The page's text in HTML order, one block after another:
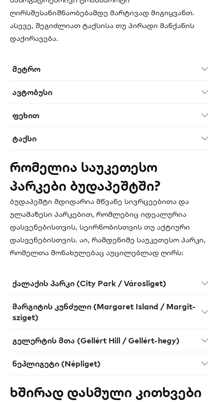
ღირსშესანიშნაობებამდე მარტივად მიგიყვანთ.
ასევე, შეგიძლიათ ტაქსისა თუ პირადი მანქანის
დაქირავება.
მეტრო
ავტობუსი
ფეხით
ტაქსი
რომელია საუკეთესო
პარკები ბუდაპეშტში?
ბუდაპეშტი მდიდარია მწვანე სივრცეებითა და
ულამაზესი პარკებით, რომლებიც იდეალურია
დასვენებისთვის, სეირნობისთვის თუ აქტიური
დასვენებისთვის. აი, რამდენიმე საუკეთესო პარკი,
რომელთა მონახულებაც აუცილებლად ღირს:
ქალაქის პარკი (City Park / Városliget)
მარგიტის კუნძული (Margaret Island / Margit-
sziget)
გელერტის მთა (Gellért Hill / Gellért-hegy)
ნეპლიგეტი (Népliget)
ხშირად დასმული კითხვები